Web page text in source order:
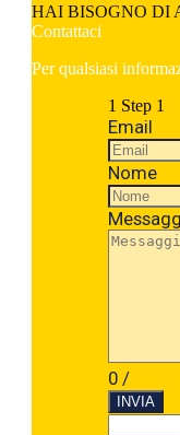
HAI BISOGNO DI
Contattaci
Per qualsiasi
1 Step 1
Email
Nome
0 /
INVIA